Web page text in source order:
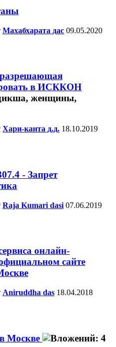
Махабхарата дас 09.05.2020
в ИСККОН
Хари-канта д.д. 18.10.2019
- Запрет
Raja Kumari dasi 07.06.2019
онлайн-
сайте
Aniruddha das 18.04.2018
Москве